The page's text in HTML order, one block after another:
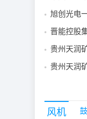
旭创光电
晋能控股
贵州天润
贵州天润
风机